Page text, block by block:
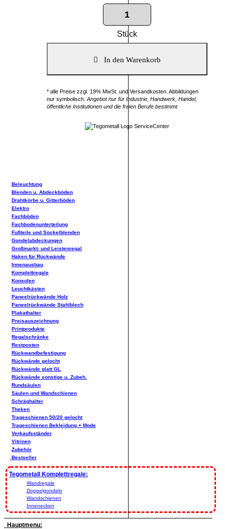
Stück
* alle Preise zzgl. 19% MwSt. und Versandkosten. Abbildungen
nur symbolisch. Angebot nur für Industrie, Handwerk, Handel,
öffentliche Institutionen und die freien Berufe bestimmt.
Beleuchtung
Blenden u. Abdeckböden
Drahtkörbe u. Gitterböden
Elektro
Fachböden
Fachbodenunterteilung
Fußteile und Sockelblenden
Gondelabdeckungen
Großmarkt- und Leistenregal
Haken für Rückwände
Innenausbau
Komplettregale
Konsolen
Leuchtkästen
Paneelrückwände Holz
Paneelrückwände Stahlblech
Plakathalter
Preisauszeichnung
Printprodukte
Regalschränke
Restposten
Rückwandbefestigung
Rückwände gelocht
Rückwände glatt GL
Rückwände sonstige u. Zubeh.
Rundsäulen
Säulen und Wandschienen
Schräghalter
Theken
Trageschienen 50/20 gelocht
Trageschienen Bekleidung + Mode
Verkaufsständer
Vitrinen
Zubehör
Bestseller
Tegometall Komplettregale:
Wandregale
Doppelgondeln
Wandschienen
Innenecken
Hauptmenu: